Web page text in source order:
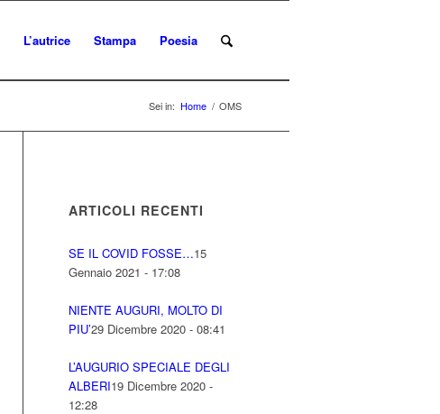
L’autrice Stampa Poesia
Sei in: Home / OMS
ARTICOLI RECENTI
SE IL COVID FOSSE…15
Gennaio 2021 - 17:08
NIENTE AUGURI, MOLTO DI
PIU’29 Dicembre 2020 - 08:41
L’AUGURIO SPECIALE DEGLI
ALBERI19 Dicembre 2020 -
12:28